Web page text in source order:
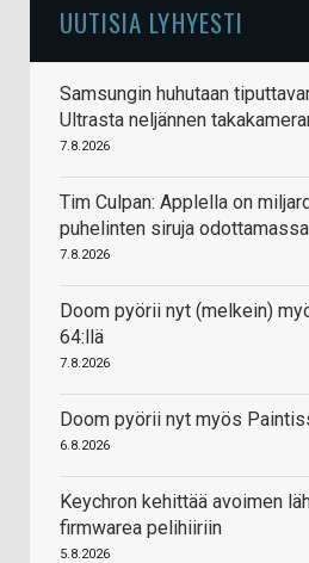
UUTISIA LYHYESTI
Samsungin huhutaan
Ultrasta neljännen
7.8.2026
Tim Culpan: Applella on
puhelinten siruja
7.8.2026
Doom pyörii nyt (melkein)
64:llä
7.8.2026
Doom pyörii nyt myös
6.8.2026
Keychron kehittää avoimen
firmwarea pelihiiriin
5.8.2026